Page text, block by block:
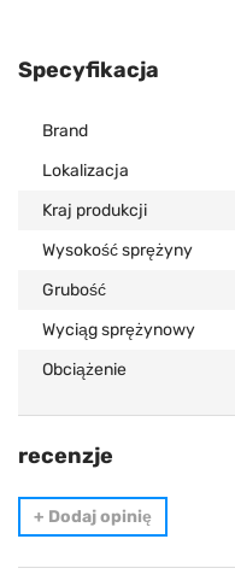
Specyfikacja
Brand
Lokalizacja
Kraj produkcji
Wysokość sprężyny
Grubość
Wyciąg sprężynowy
Obciążenie
recenzje
+ Dodaj opinię